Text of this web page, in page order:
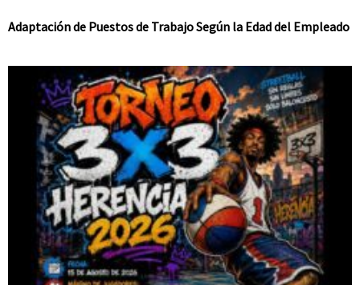
Adaptación de Puestos de Trabajo Según la Edad del Empleado